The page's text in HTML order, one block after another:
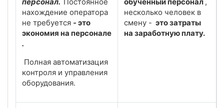
нахождение оператора
не требуется - это
экономия на персонале
.
Полная автоматизация
контроля и управления
оборудования.
несколько человек в
смену - это затраты
на заработную плату.